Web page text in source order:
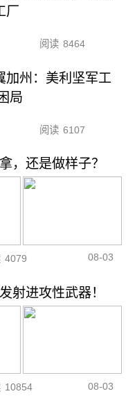
厂
阅读 8464
加州：美利坚军工
局
阅读 6107
，还是做样子？
4079 08-03
射进攻性武器！
10854 08-03